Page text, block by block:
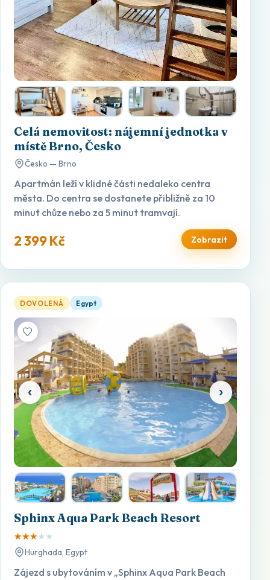
Celá nemovitost: nájemní jednotka v
místě Brno, Česko
Česko — Brno
Apartmán leží v klidné části nedaleko centra
města. Do centra se dostanete přibližně za 10
minut chůze nebo za 5 minut tramvají.
2 399 Kč Zobrazit
Sphinx Aqua Park Beach Resort — otevřít detail
DOVOLENÁ Egypt
‹ ›
Sphinx Aqua Park Beach Resort
★★★★★
Hurghada, Egypt
Zájezd s ubytováním v „Sphinx Aqua Park Beach